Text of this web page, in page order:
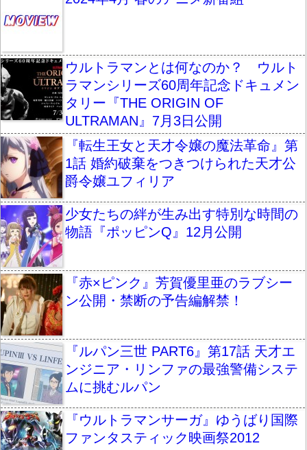
ウルトラマンとは何なのか？ ウルト
ラマンシリーズ60周年記念ドキュメン
タリー『THE ORIGIN OF
ULTRAMAN』7月3日公開
『転生王女と天才令嬢の魔法革命』第
1話 婚約破棄をつきつけられた天才公
爵令嬢ユフィリア
少女たちの絆が生み出す特別な時間の
物語『ポッピンQ』12月公開
『赤×ピンク』芳賀優里亜のラブシー
ン公開・禁断の予告編解禁！
『ルパン三世 PART6』第17話 天才エ
ンジニア・リンファの最強警備システ
ムに挑むルパン
『ウルトラマンサーガ』ゆうばり国際
ファンタスティック映画祭2012